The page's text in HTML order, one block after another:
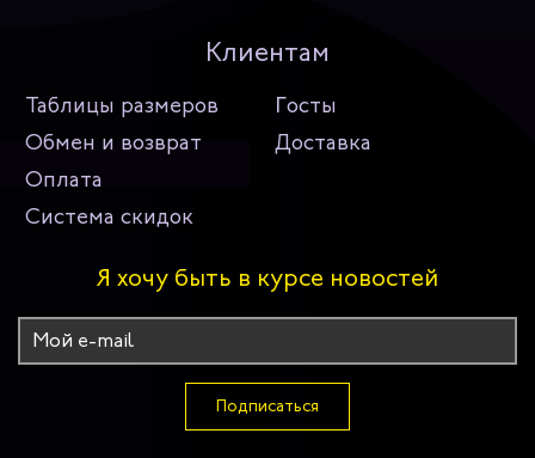
Клиентам
Таблицы размеров
Госты
Обмен и возврат
Доставка
Оплата
Система скидок
Я хочу быть в курсе новостей
Подписаться